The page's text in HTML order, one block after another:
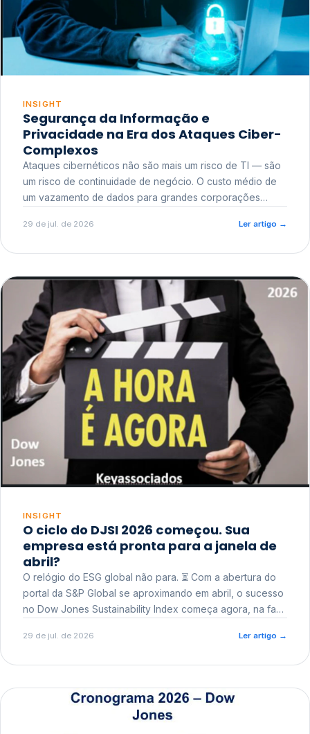
INSIGHT
Segurança da Informação e
Privacidade na Era dos Ataques Ciber-
Complexos
Ataques cibernéticos não são mais um risco de TI — são
um risco de continuidade de negócio. O custo médio de
um vazamento de dados para grandes corporações
reputacional e o risco regulatório junto a órgãos como a
29 de jul. de 2026 Ler artigo →
INSIGHT
O ciclo do DJSI 2026 começou. Sua
empresa está pronta para a janela de
abril?
O relógio do ESG global não para. ⏳ Com a abertura do
portal da S&P Global se aproximando em abril, o sucesso
no Dow Jones Sustainability Index começa agora, na fase
29 de jul. de 2026 Ler artigo →